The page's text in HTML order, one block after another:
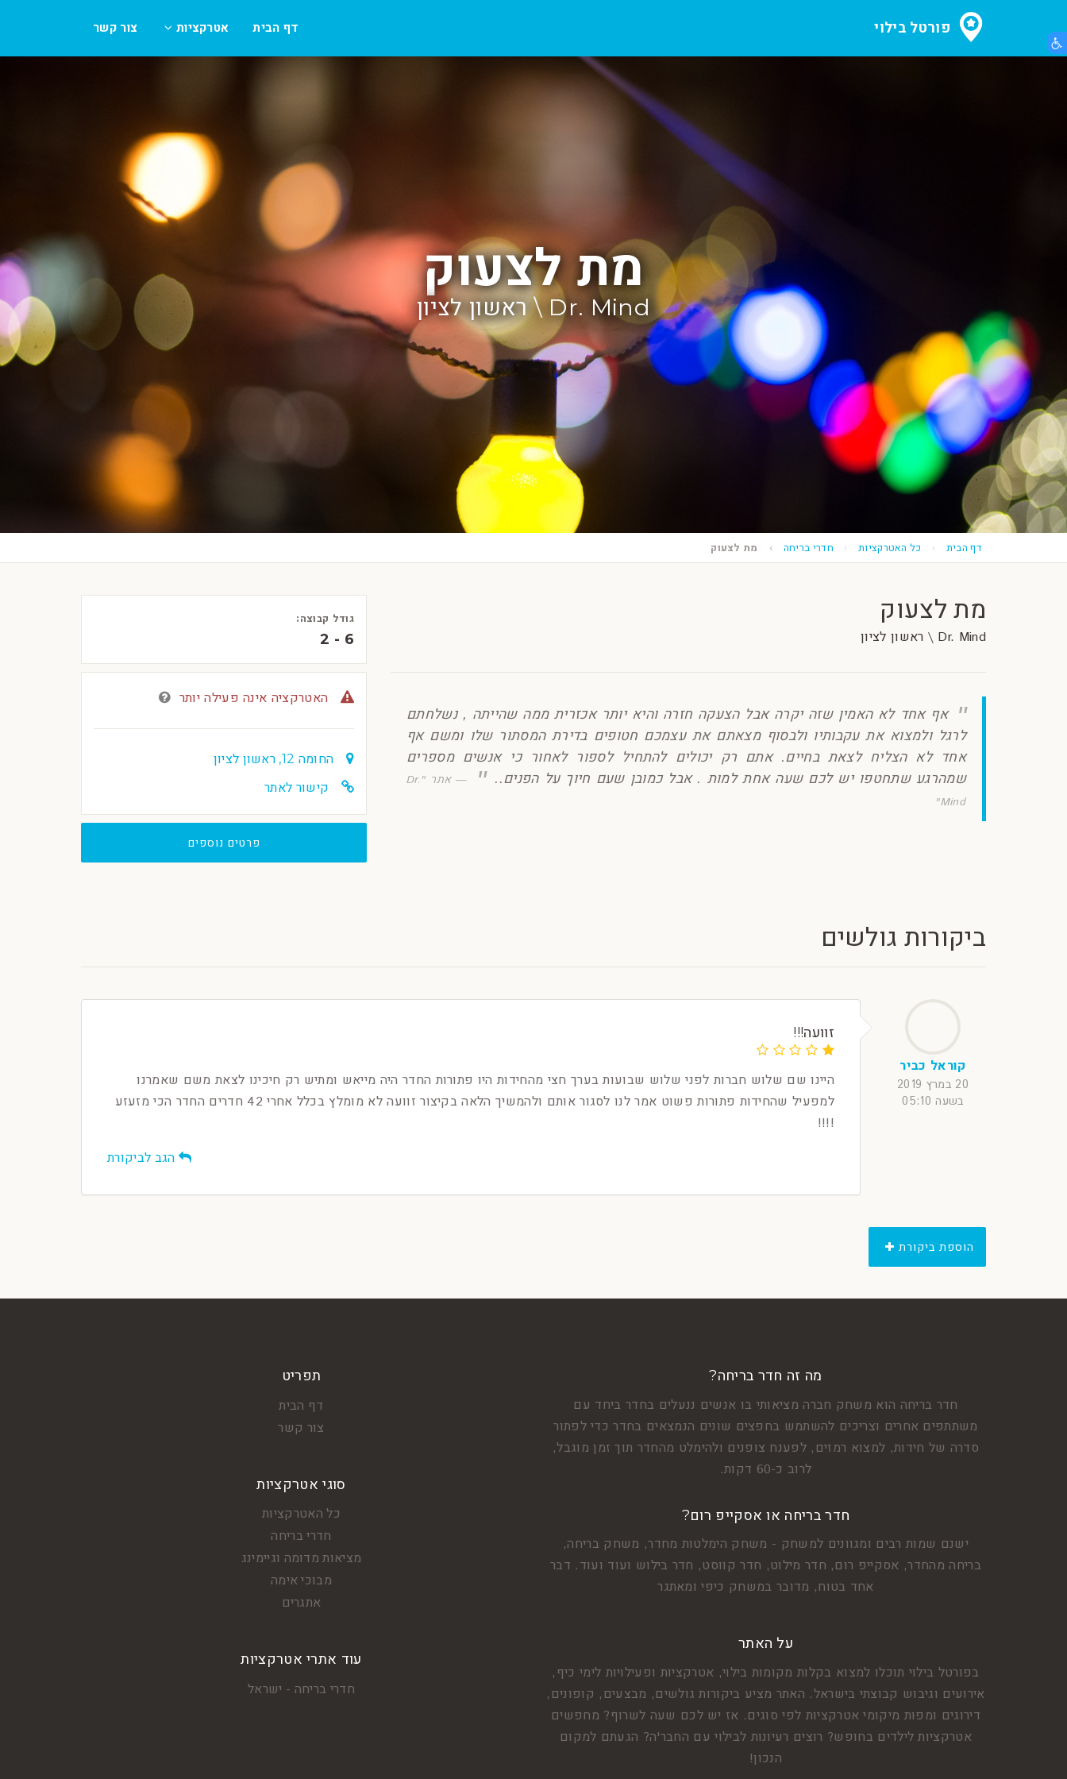
פורטל בילוי דף הבית אטרקציות צור קשר
מת לצעוק
Dr. Mind \ ראשון לציון
דף הבית כל האטרקציות חדרי בריחה מת לצעוק
מת לצעוק
Dr. Mind \ ראשון לציון
אף אחד לא האמין שזה יקרה אבל הצעקה חזרה והיא יותר אכזרית ממה שהייתה , נשלחתם
לרגל ולמצוא את עקבותיו ולבסוף מצאתם את עצמכם חטופים בדירת המסתור שלו ומשם אף
אחד לא הצליח לצאת בחיים. אתם רק יכולים להתחיל לספור לאחור כי אנשים מספרים
שמהרגע שתחטפו יש לכם שעה אחת למות . אבל כמובן שעם חיוך על הפנים..
אתר "Dr.
Mind"
גודל קבוצה:
2 - 6
האטרקציה אינה פעילה יותר
החומה 12, ראשון לציון
קישור לאתר
פרטים נוספים
ביקורות גולשים
קוראל כביר
20 במרץ 2019
בשעה 05:10
זוועה!!!
היינו שם שלוש חברות לפני שלוש שבועות בערך חצי מהחידות היו פתורות החדר היה מייאש ומתיש רק חיכינו לצאת משם שאמרנו
למפעיל שהחידות פתורות פשוט אמר לנו לסגור אותם ולהמשיך הלאה בקיצור זוועה לא מומלץ בכלל אחרי 42 חדרים החדר הכי מזעזע
!!!!
הגב לביקורת
הוספת ביקורת
מה זה חדר בריחה?
חדר בריחה הוא משחק חברה מציאותי בו אנשים ננעלים בחדר ביחד עם
משתתפים אחרים וצריכים להשתמש בחפצים שונים הנמצאים בחדר כדי לפתור
סדרה של חידות, למצוא רמזים, לפענח צופנים ולהימלט מהחדר תוך זמן מוגבל,
לרוב כ-60 דקות.
חדר בריחה או אסקייפ רום?
ישנם שמות רבים ומגוונים למשחק - משחק הימלטות מחדר, משחק בריחה,
בריחה מהחדר, אסקייפ רום, חדר מילוט, חדר קווסט, חדר בילוש ועוד ועוד. דבר
אחד בטוח, מדובר במשחק כיפי ומאתגר
על האתר
בפורטל בילוי תוכלו למצוא בקלות מקומות בילוי, אטרקציות ופעילויות לימי כיף,
אירועים וגיבוש קבוצתי בישראל. האתר מציע ביקורות גולשים, מבצעים, קופונים,
דירוגים ומפות מיקומי אטרקציות לפי סוגים. אז יש לכם שעה לשרוף? מחפשים
אטרקציות לילדים בחופש? רוצים רעיונות לבילוי עם החבר'ה? הגעתם למקום
הנכון!
תפריט
דף הבית
צור קשר
סוגי אטרקציות
כל האטרקציות
חדרי בריחה
מציאות מדומה וגיימינג
מבוכי אימה
אתגרים
עוד אתרי אטרקציות
חדרי בריחה - ישראל
הצג תפריט נגישות